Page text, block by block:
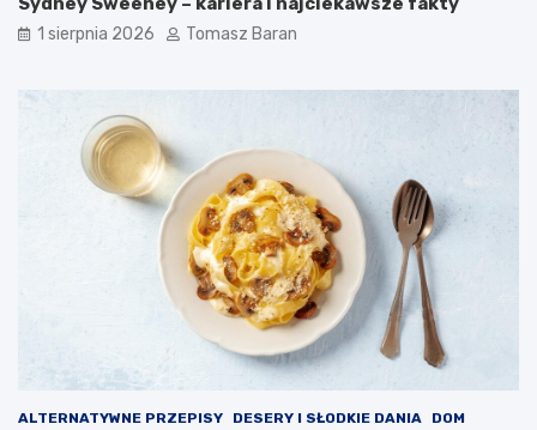
a
n
k
o
w
1 sierpnia 2026 Tomasz Baran
ALTERNATYWNE PRZEPISY DESERY I SŁODKIE DANIA
DOM